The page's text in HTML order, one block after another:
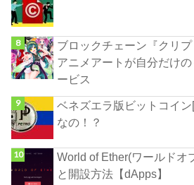
ブロックチェーン『クリ
アニメアートが自分だけ
ービス
ベネズエラ版ビットコイ
なの！？
World of Ether(ワールドオ
と開設方法【dApps】